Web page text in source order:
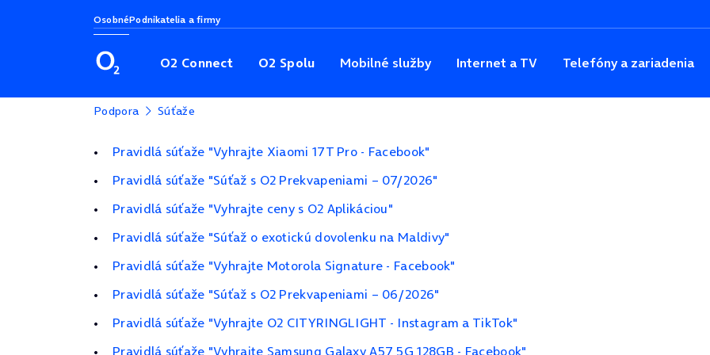
OsobnéPodnikatelia a firmy
O2 Connect O2 Spolu Mobilné služby Internet a TV Telefóny a zariadenia
Podpora Súťaže
Pravidlá súťaže "Vyhrajte Xiaomi 17T Pro - Facebook"
Pravidlá súťaže "Súťaž s O2 Prekvapeniami – 07/2026"
Pravidlá súťaže "Vyhrajte ceny s O2 Aplikáciou"
Pravidlá súťaže "Súťaž o exotickú dovolenku na Maldivy"
Pravidlá súťaže "Vyhrajte Motorola Signature - Facebook"
Pravidlá súťaže "Súťaž s O2 Prekvapeniami – 06/2026"
Pravidlá súťaže "Vyhrajte O2 CITYRINGLIGHT - Instagram a TikTok"
Pravidlá súťaže "Vyhrajte Samsung Galaxy A57 5G 128GB - Facebook"